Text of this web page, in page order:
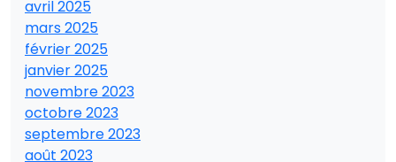
avril 2025
mars 2025
février 2025
janvier 2025
novembre 2023
octobre 2023
septembre 2023
août 2023